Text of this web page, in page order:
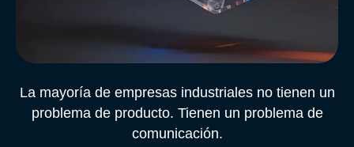
La mayoría de empresas industriales no tienen un
problema de producto. Tienen un problema de
comunicación.